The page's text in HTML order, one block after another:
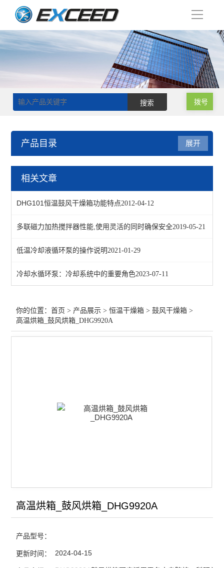
导
拨号
产品目录
恒温干燥箱
展开
相关文章
DHG101恒温鼓风干燥箱功能特点2012-04-12
多联磁力加热搅拌器性能,使用灵活的同时确保安全2019-05-21
低温冷却液循环泵的操作说明2021-01-29
冷却水循环泵：冷却系统中的重要角色2023-07-11
你的位置：首页 > 产品展示 >恒温干燥箱 > 鼓风干燥箱 >
高温烘箱_鼓风烘箱_DHG9920A
高温烘箱_鼓风烘箱_DHG9920A
产品型号：
更新时间： 2024-04-15